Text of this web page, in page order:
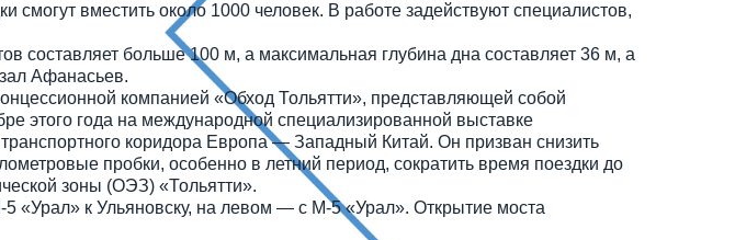
вместить около 1000 человек. В работе задействуют специалистов,
составляет больше 100 м, а максимальная глубина дна составляет 36 м, а
Афанасьев.
компанией «Обход Тольятти», представляющей собой
этого года на международной специализированной выставке
коридора Европа — Западный Китай. Он призван снизить
пробки, особенно в летний период, сократить время поездки до
зоны (ОЭЗ) «Тольятти».
«Урал» к Ульяновску, на левом — с М-5 «Урал». Открытие моста